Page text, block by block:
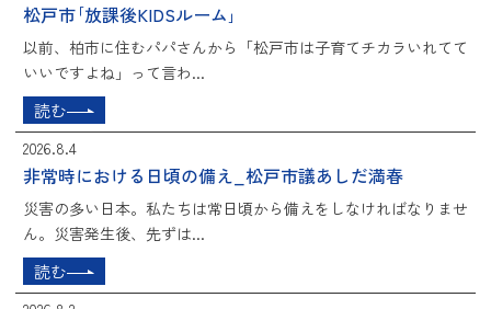
松戸市｢放課後KIDSルーム｣
以前、柏市に住むパパさんから「松戸市は子育てチカラいれてて
いいですよね」って言わ...
読む
2026.8.4
非常時における日頃の備え_松戸市議あしだ満春
災害の多い日本。私たちは常日頃から備えをしなければなりませ
ん。災害発生後、先ずは...
読む